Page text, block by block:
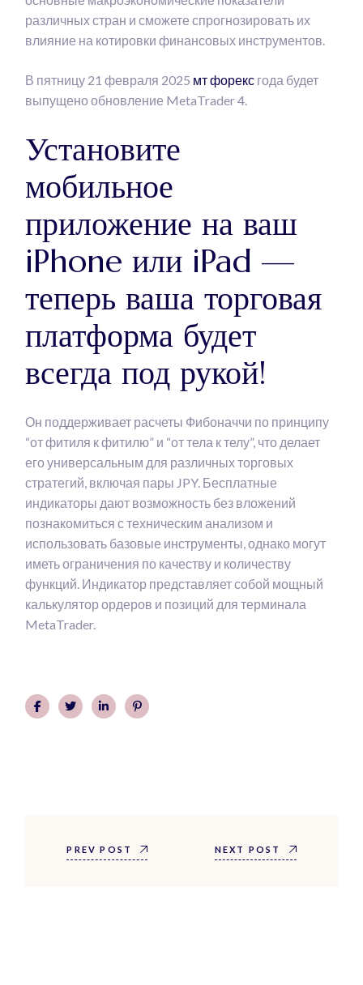
различных стран и сможете спрогнозировать их
влияние на котировки финансовых инструментов.
В пятницу 21 февраля 2025 мт форекс года будет
выпущено обновление MetaTrader 4.
Установите
мобильное
приложение на ваш
iPhone или iPad —
теперь ваша торговая
платформа будет
всегда под рукой!
Он поддерживает расчеты Фибоначчи по принципу
“от фитиля к фитилю” и “от тела к телу”, что делает
его универсальным для различных торговых
стратегий, включая пары JPY. Бесплатные
индикаторы дают возможность без вложений
познакомиться с техническим анализом и
использовать базовые инструменты, однако могут
иметь ограничения по качеству и количеству
функций. Индикатор представляет собой мощный
калькулятор ордеров и позиций для терминала
MetaTrader.
PREV POST NEXT POST